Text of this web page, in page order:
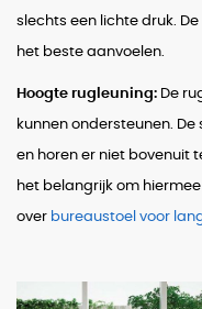
slechts een lichte druk.
het beste aanvoelen.
Hoogte rugleuning: De
kunnen ondersteunen.
en horen er niet bovenuit
het belangrijk om
over bureaustoel voor